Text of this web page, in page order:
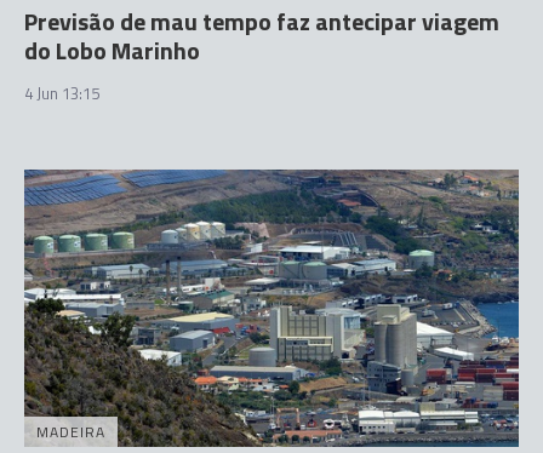
Previsão de mau tempo faz antecipar viagem
do Lobo Marinho
4 Jun 13:15
MADEIRA